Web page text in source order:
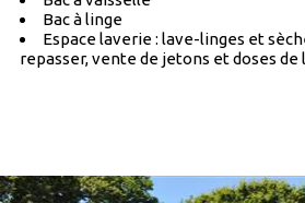
Bac à linge
Espace laverie : lave-linges et
repasser, vente de jetons et doses de